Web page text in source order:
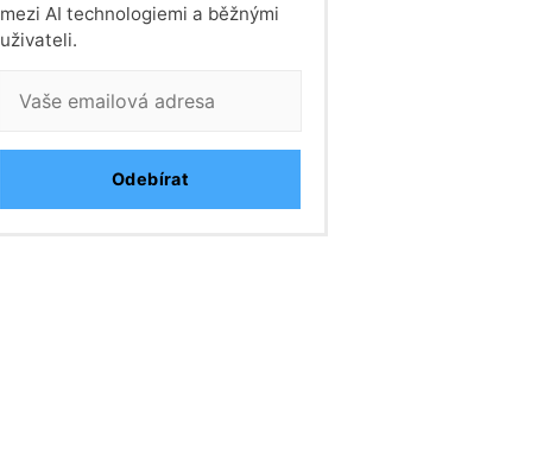
mezi AI technologiemi a běžnými
uživateli.
Odebírat